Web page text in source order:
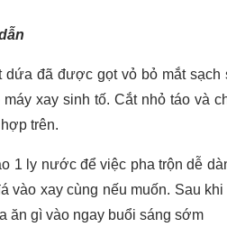
dứa đã được gọt vỏ bỏ mắt
xay sinh tố. Cắt nhỏ táo và
trên.
1 ly nước để việc pha trộn dễ
vào xay cùng nếu muốn. Sau
ăn gì vào ngay buổi sáng sớm